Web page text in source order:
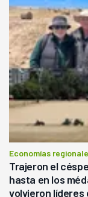
Economías
Trajeron el
hasta en los
volvieron líderes